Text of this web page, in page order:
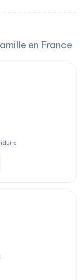
en France